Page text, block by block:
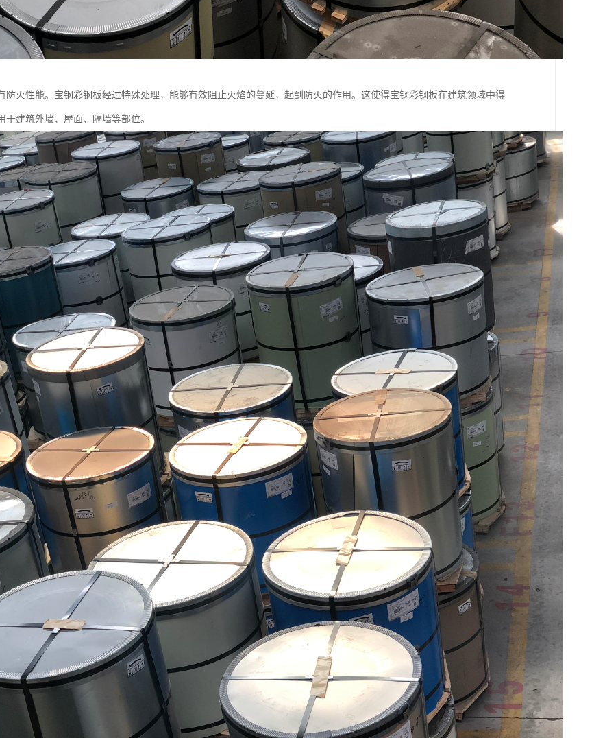
防火性能。宝钢彩钢板经过特殊处理，能够有效阻止火焰的蔓延，起到防火的作用。这使得宝钢彩钢板在建筑领域中得
于建筑外墙、屋面、隔墙等部位。